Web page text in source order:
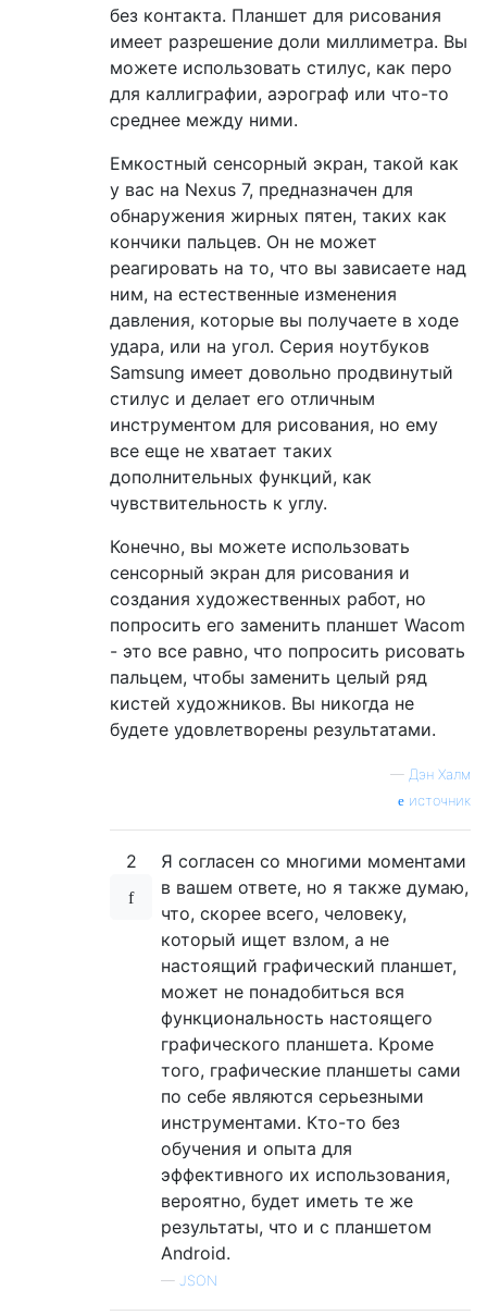
без контакта. Планшет для рисования
имеет разрешение доли миллиметра. Вы
можете использовать стилус, как перо
для каллиграфии, аэрограф или что-то
среднее между ними.
Емкостный сенсорный экран, такой как
у вас на Nexus 7, предназначен для
обнаружения жирных пятен, таких как
кончики пальцев. Он не может
реагировать на то, что вы зависаете над
ним, на естественные изменения
давления, которые вы получаете в ходе
удара, или на угол. Серия ноутбуков
Samsung имеет довольно продвинутый
стилус и делает его отличным
инструментом для рисования, но ему
все еще не хватает таких
дополнительных функций, как
чувствительность к углу.
Конечно, вы можете использовать
сенсорный экран для рисования и
создания художественных работ, но
попросить его заменить планшет Wacom
- это все равно, что попросить рисовать
пальцем, чтобы заменить целый ряд
кистей художников. Вы никогда не
будете удовлетворены результатами.
— Дэн Халм
источник
2
Я согласен со многими моментами
в вашем ответе, но я также думаю,
что, скорее всего, человеку,
который ищет взлом, а не
настоящий графический планшет,
может не понадобиться вся
функциональность настоящего
графического планшета. Кроме
того, графические планшеты сами
по себе являются серьезными
инструментами. Кто-то без
обучения и опыта для
эффективного их использования,
вероятно, будет иметь те же
результаты, что и с планшетом
Android.
— JSON